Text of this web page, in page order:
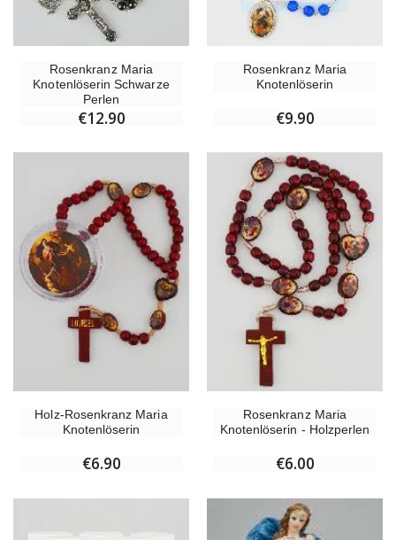
Rosenkranz Maria
Knotenlöserin Schwarze
Perlen
€12.90
Rosenkranz Maria
Knotenlöserin
€9.90
Holz-Rosenkranz Maria
Knotenlöserin
€6.90
Rosenkranz Maria
Knotenlöserin - Holzperlen
€6.00